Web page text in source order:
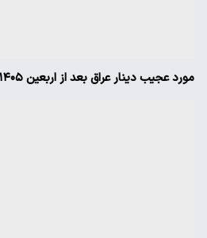
مورد عجیب دینار عراق بعد از اربعین ۱۴۰۵